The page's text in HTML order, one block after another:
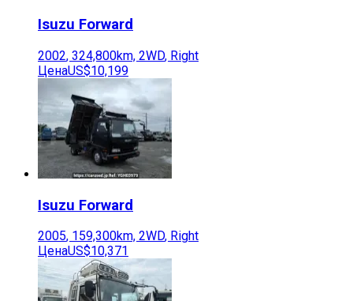
Isuzu Forward
2002, 324,800km, 2WD, Right
ЦенаUS$10,199
Isuzu Forward
2005, 159,300km, 2WD, Right
ЦенаUS$10,371